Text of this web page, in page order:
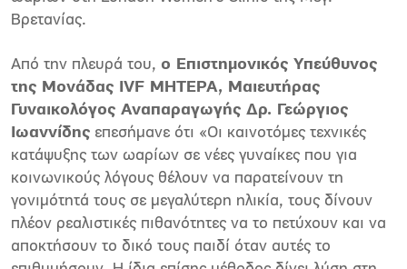
Βρετανίας.
Από την πλευρά του, ο Επιστημονικός Υπεύθυνος
της Μονάδας IVF ΜΗΤΕΡΑ, Μαιευτήρας
Γυναικολόγος Αναπαραγωγής Δρ. Γεώργιος
Ιωαννίδης επεσήμανε ότι «Οι καινοτόμες τεχνικές
κατάψυξης των ωαρίων σε νέες γυναίκες που για
κοινωνικούς λόγους θέλουν να παρατείνουν τη
γονιμότητά τους σε μεγαλύτερη ηλικία, τους δίνουν
πλέον ρεαλιστικές πιθανότητες να το πετύχουν και να
αποκτήσουν το δικό τους παιδί όταν αυτές το